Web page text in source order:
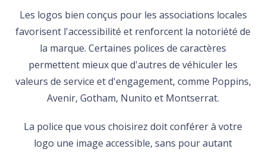
Les logos bien conçus pour les associations locales
favorisent l'accessibilité et renforcent la notoriété de
la marque. Certaines polices de caractères
permettent mieux que d'autres de véhiculer les
valeurs de service et d'engagement, comme Poppins,
Avenir, Gotham, Nunito et Montserrat.
La police que vous choisirez doit conférer à votre
logo une image accessible, sans pour autant